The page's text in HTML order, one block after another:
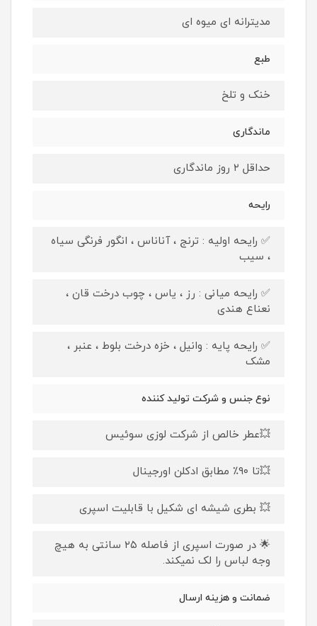
مدیترانه ای میوه ای
طبع
خنک و تلخ
ماندگاری
حداقل ۲ روز ماندگاری
رایحه
✅ رایحه اولیه : ترنج ، آناناس ، انگور فرنگی سیاه
، سیب
✅ رایحه میانی : رز ، یاس ، چوب درخت قان ،
نعناع هندی
✅ رایحه پایه : وانیل ، خزه درخت بلوط ، عنبر ،
مشک
نوع جنس و شرکت تولید کننده
💥عطر خالص از شرکت لوزی سوئیس
💥تا ۹۰٪ مطابق ادکلن اورجینال
💥 بطری شیشه ای شکیل با قابلیت اسپری
🌟 در صورت اسپری از فاصله ۲۵ سانتی به هیچ
وجه لباس را لک نمیکند.
ضمانت و هزینه ارسال